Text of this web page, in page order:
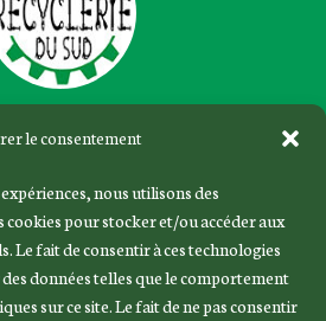
le consentement
nous utilisons des
cookies pour stocker et/ou accéder aux
Le fait de consentir à ces technologies
données telles que le comportement
sur ce site. Le fait de ne pas consentir
réparalis
partenaires